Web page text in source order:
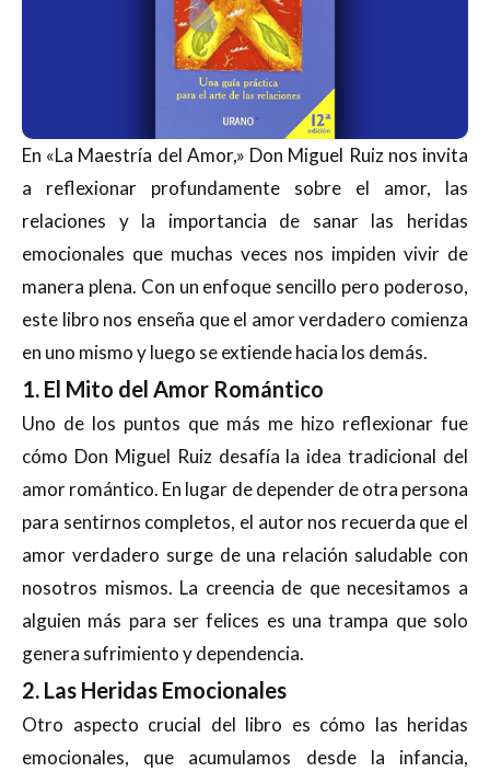
En «La Maestría del Amor,» Don Miguel Ruiz nos invita
a reflexionar profundamente sobre el amor, las
relaciones y la importancia de sanar las heridas
emocionales que muchas veces nos impiden vivir de
manera plena. Con un enfoque sencillo pero poderoso,
este libro nos enseña que el amor verdadero comienza
en uno mismo y luego se extiende hacia los demás.
1. El Mito del Amor Romántico
Uno de los puntos que más me hizo reflexionar fue
cómo Don Miguel Ruiz desafía la idea tradicional del
amor romántico. En lugar de depender de otra persona
para sentirnos completos, el autor nos recuerda que el
amor verdadero surge de una relación saludable con
nosotros mismos. La creencia de que necesitamos a
alguien más para ser felices es una trampa que solo
genera sufrimiento y dependencia.
2. Las Heridas Emocionales
Otro aspecto crucial del libro es cómo las heridas
emocionales, que acumulamos desde la infancia,